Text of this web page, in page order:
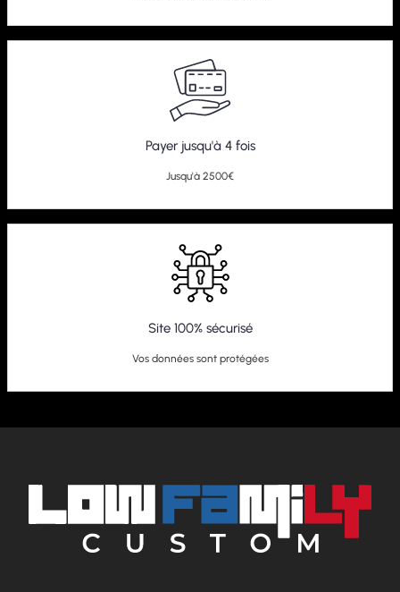
Payer jusqu'à 4 fois
Jusqu'à 2500€
Site 100% sécurisé
Vos données sont protégées